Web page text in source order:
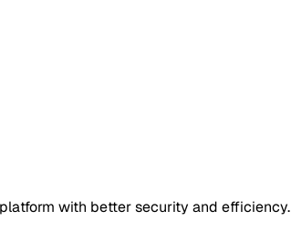
with better security and efficiency.